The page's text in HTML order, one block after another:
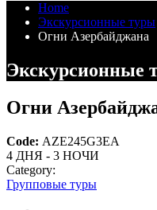
Home
Экскурсионные туры
Огни Азербайджана
Экскурсионные
Огни
Code: AZE245G3EA
4 ДНЯ - 3 НОЧИ
Category:
Групповые туры